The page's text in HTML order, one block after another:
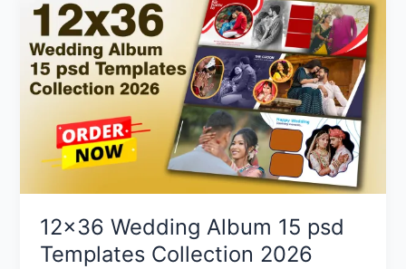
Pack
Vol
024
12×36 Wedding Album 15 psd
Templates Collection 2026